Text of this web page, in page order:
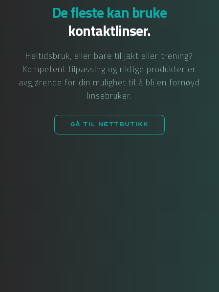
De fleste kan bruke
kontaktlinser.
Heltidsbruk, eller bare til jakt eller trening?
Kompetent tilpassing og riktige produkter er
avgjørende for din mulighet til å bli en fornøyd
linsebruker.
Gå til nettbutikk